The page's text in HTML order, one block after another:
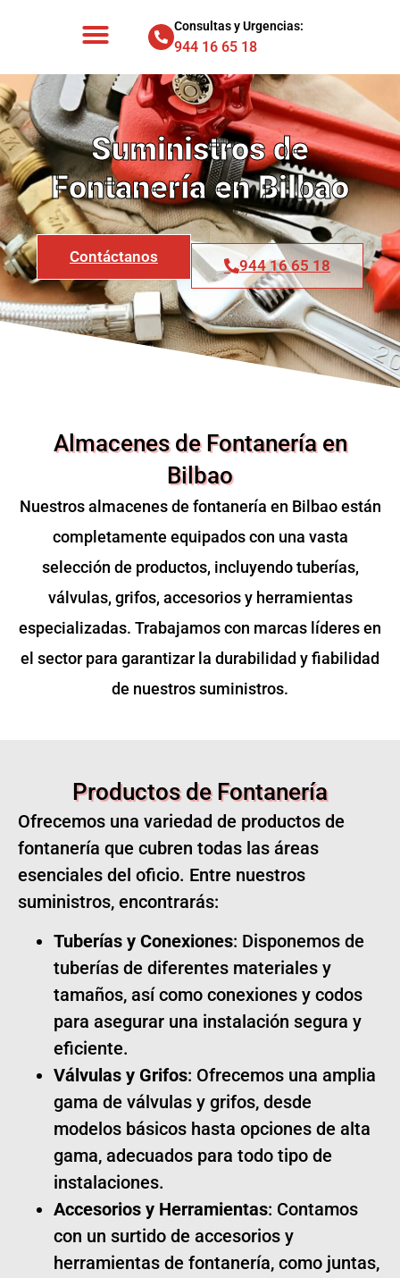
Consultas y Urgencias:
944 16 65 18
Suministros de
Fontanería en Bilbao
Contáctanos 944 16 65 18
Almacenes de Fontanería en
Bilbao
Nuestros almacenes de fontanería en Bilbao están
completamente equipados con una vasta
selección de productos, incluyendo tuberías,
válvulas, grifos, accesorios y herramientas
especializadas. Trabajamos con marcas líderes en
el sector para garantizar la durabilidad y fiabilidad
de nuestros suministros.
Productos de Fontanería
Ofrecemos una variedad de productos de
fontanería que cubren todas las áreas
esenciales del oficio. Entre nuestros
suministros, encontrarás:
Tuberías y Conexiones: Disponemos de
tuberías de diferentes materiales y
tamaños, así como conexiones y codos
para asegurar una instalación segura y
eficiente.
Válvulas y Grifos: Ofrecemos una amplia
gama de válvulas y grifos, desde
modelos básicos hasta opciones de alta
gama, adecuados para todo tipo de
instalaciones.
Accesorios y Herramientas: Contamos
con un surtido de accesorios y
herramientas de fontanería, como juntas,